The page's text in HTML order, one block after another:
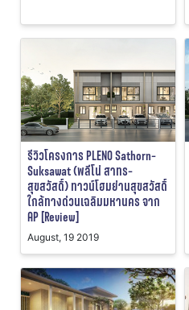
รีวิวโครงการ PLENO Sathorn-
Suksawat (พลีโน่ สาทร-
สุขสวัสดิ์) ทาวน์โฮมย่านสุขสวัสดิ์
ใกล้ทางด่วนเฉลิมมหานคร จาก
AP [Review]
August, 19 2019